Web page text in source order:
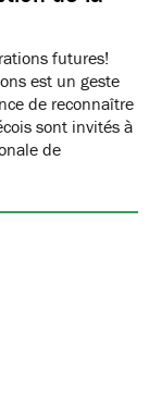
futures!
est un geste
de reconnaître
sont invités à
de